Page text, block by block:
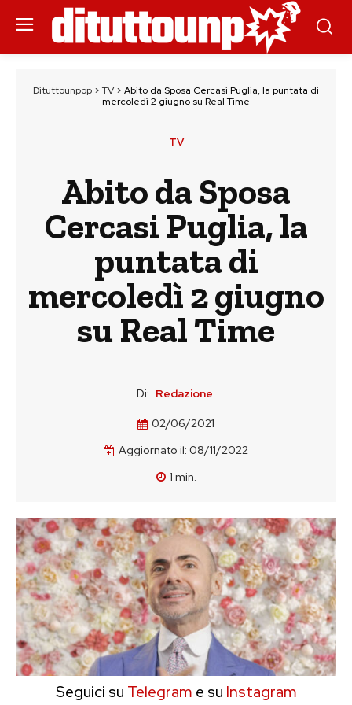
Dituttounpop > TV > Abito da Sposa Cercasi Puglia, la puntata di
mercoledì 2 giugno su Real Time
TV
Abito da Sposa
Cercasi Puglia, la
puntata di
mercoledì 2 giugno
su Real Time
Di: Redazione
02/06/2021
Aggiornato il: 08/11/2022
1 min.
Seguici su Telegram e su Instagram